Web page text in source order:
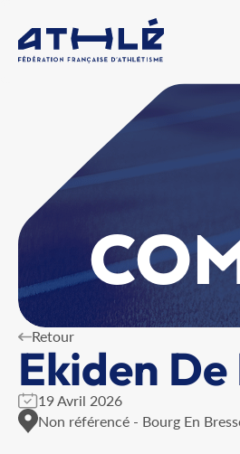
Retour
Ekiden
19 Avril 2026
Non référencé - Bourg En